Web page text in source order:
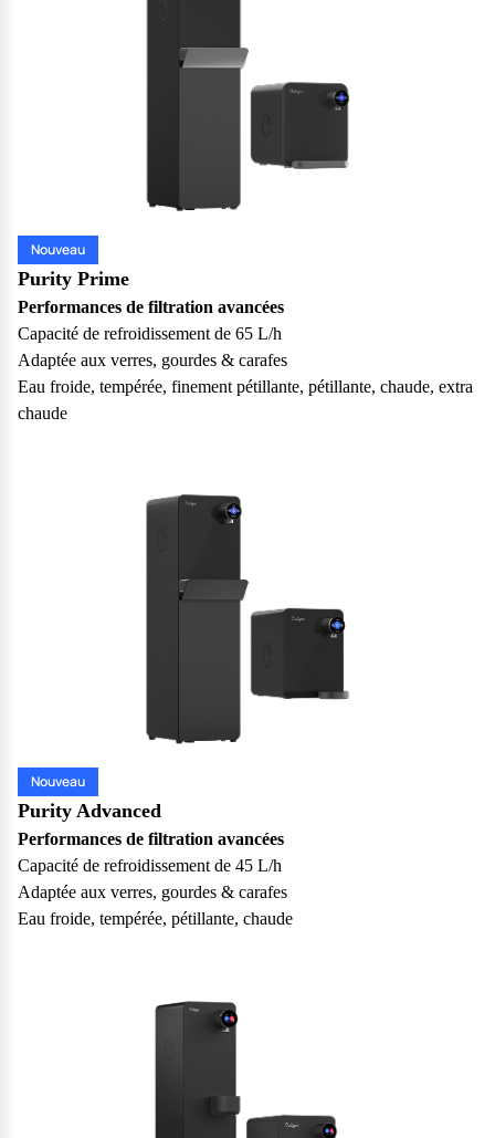
Nouveau
Purity Prime
Performances de filtration avancées
Capacité de refroidissement de 65 L/h
Adaptée aux verres, gourdes & carafes
Eau froide, tempérée, finement pétillante, pétillante, chaude, extra
chaude
Nouveau
Purity Advanced
Performances de filtration avancées
Capacité de refroidissement de 45 L/h
Adaptée aux verres, gourdes & carafes
Eau froide, tempérée, pétillante, chaude
Consultez notre page de FAQ pour trouver toutes les réponses à
de votre matériel ? Culligan est là pour vous